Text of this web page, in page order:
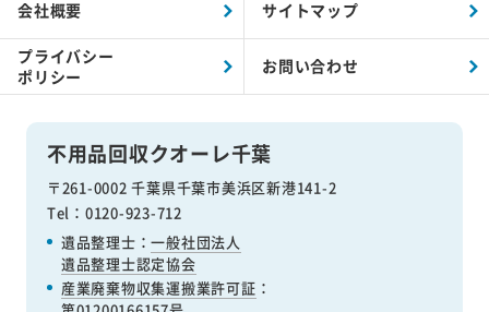
不用品回収クオーレ千葉
〒261-0002 千葉県千葉市美浜区新港141-2
Tel：0120-923-712
遺品整理士：一般社団法人
遺品整理士認定協会
産業廃棄物収集運搬業許可証 ：
会社概要 サイトマップ
プライバシー
ポリシー
お問い合わせ